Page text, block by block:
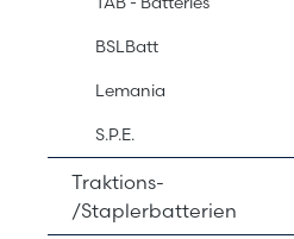
BSLBatt
Lemania
S.P.E.
Traktions-
/Staplerbatterien